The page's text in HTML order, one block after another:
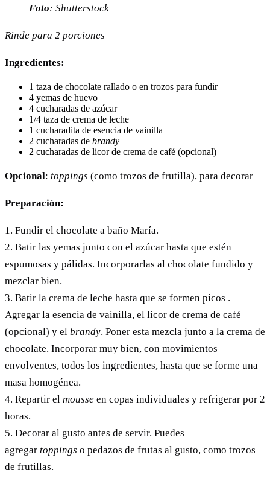
Foto: Shutterstock
Rinde para 2 porciones
Ingredientes:
1 taza de chocolate rallado o en trozos para fundir
4 yemas de huevo
4 cucharadas de azúcar
1/4 taza de crema de leche
1 cucharadita de esencia de vainilla
2 cucharadas de brandy
2 cucharadas de licor de crema de café (opcional)
Opcional: toppings (como trozos de frutilla), para decorar
Preparación:
1. Fundir el chocolate a baño María.
2. Batir las yemas junto con el azúcar hasta que estén
espumosas y pálidas. Incorporarlas al chocolate fundido y
mezclar bien.
3. Batir la crema de leche hasta que se formen picos .
Agregar la esencia de vainilla, el licor de crema de café
(opcional) y el brandy. Poner esta mezcla junto a la crema de
chocolate. Incorporar muy bien, con movimientos
envolventes, todos los ingredientes, hasta que se forme una
masa homogénea.
4. Repartir el mousse en copas individuales y refrigerar por 2
horas.
5. Decorar al gusto antes de servir. Puedes
agregar toppings o pedazos de frutas al gusto, como trozos
de frutillas.